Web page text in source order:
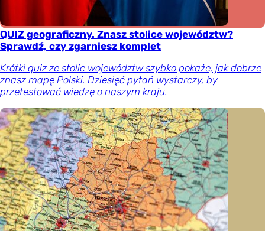
QUIZ geograficzny. Znasz stolice województw?
Sprawdź, czy zgarniesz komplet
Krótki quiz ze stolic województw szybko pokaże, jak dobrze
znasz mapę Polski. Dziesięć pytań wystarczy, by
przetestować wiedzę o naszym kraju.